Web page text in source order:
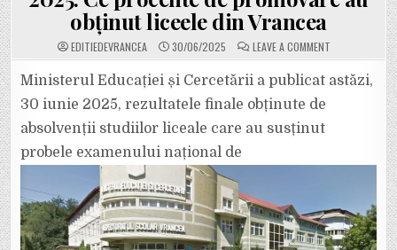
obținut liceele din Vrancea
EDITIEDEVRANCEA 30/06/2025 LEAVE A COMMENT
REZULTATE
LA
BACALAUREAT
AU
VRANCEA
Ministerul Educației și Cercetării a publicat astăzi,
30 iunie 2025, rezultatele finale obținute de
absolvenții studiilor liceale care au susținut
probele examenului național de